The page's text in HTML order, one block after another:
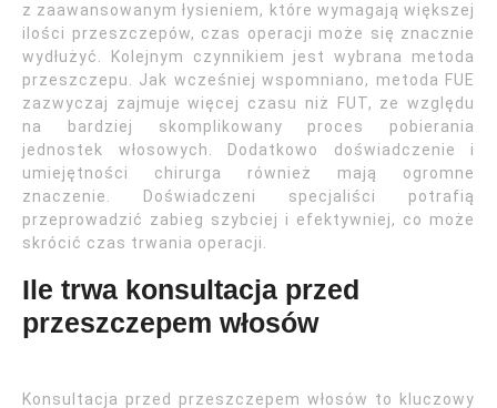
z zaawansowanym łysieniem, które wymagają większej
ilości przeszczepów, czas operacji może się znacznie
wydłużyć. Kolejnym czynnikiem jest wybrana metoda
przeszczepu. Jak wcześniej wspomniano, metoda FUE
zazwyczaj zajmuje więcej czasu niż FUT, ze względu
na bardziej skomplikowany proces pobierania
jednostek włosowych. Dodatkowo doświadczenie i
umiejętności chirurga również mają ogromne
znaczenie. Doświadczeni specjaliści potrafią
przeprowadzić zabieg szybciej i efektywniej, co może
skrócić czas trwania operacji.
Ile trwa konsultacja przed
przeszczepem włosów
Konsultacja przed przeszczepem włosów to kluczowy